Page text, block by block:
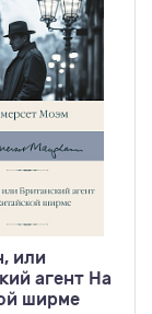
или
агент На
ширме